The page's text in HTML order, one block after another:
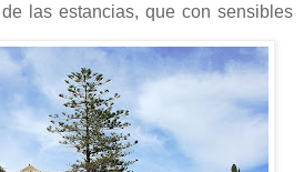
las estancias, que con sensibles